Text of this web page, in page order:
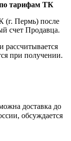
тарифам ТК
(г. Пермь) после
счет Продавца.
рассчитывается
при получении.
доставка до
обсуждается